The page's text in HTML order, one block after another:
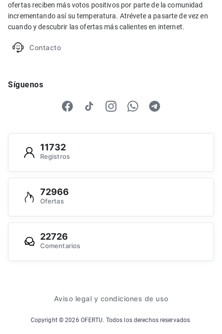
ofertas reciben más votos positivos por parte de la comunidad
incrementando así su temperatura. Atrévete a pasarte de vez en
cuando y descubrir las ofertas más calientes en internet.
Contacto
Síguenos
11732
Registros
72966
Ofertas
22726
Comentarios
Aviso legal y condiciones de uso
Copyright ©2026 OFERTU. Todos los derechos reservados.